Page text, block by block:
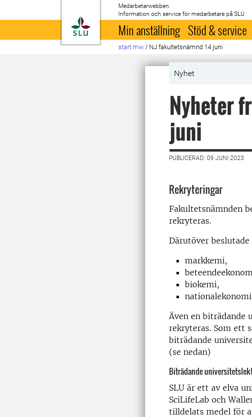
Till startsida
Medarbetarwebben
Information och service för medarbetare på SLU
Min anställning Stöd & service
start mw / NJ fakultetsnämnd 14 juni
Nyhet
Nyheter
juni
PUBLICERAD: 09 JUNI 2023
Rekryteringar
Fakultetsnämnden
rekryteras.
Därutöver
markkemi,
biokemi,
Även en biträdande
rekryteras. Som ett
biträdande
(se nedan)
Biträdande
SLU är ett av elva
SciLifeLab och
tilldelats medel för